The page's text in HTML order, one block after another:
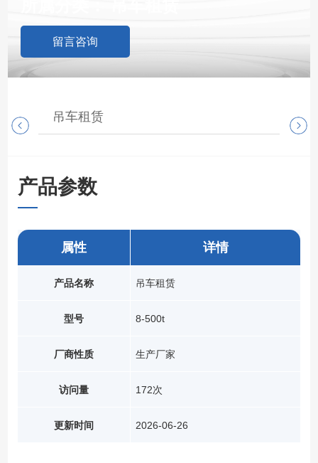
留言咨询
吊车租赁 随
产品参数
属性
产品名称
型号
厂商性质
访问量
更新时间
详情
吊车租赁
8-500t
生产厂家
172次
2026-06-26